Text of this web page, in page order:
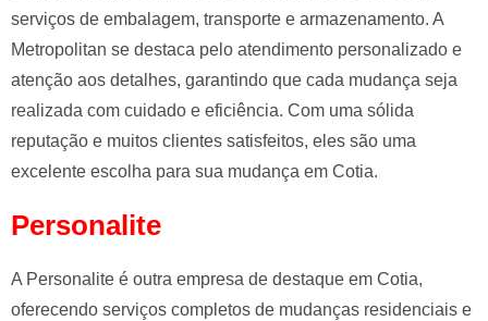
serviços de embalagem, transporte e armazenamento. A
Metropolitan se destaca pelo atendimento personalizado e
atenção aos detalhes, garantindo que cada mudança seja
realizada com cuidado e eficiência. Com uma sólida
reputação e muitos clientes satisfeitos, eles são uma
excelente escolha para sua mudança em Cotia.
Personalite
A Personalite é outra empresa de destaque em Cotia,
oferecendo serviços completos de mudanças residenciais e